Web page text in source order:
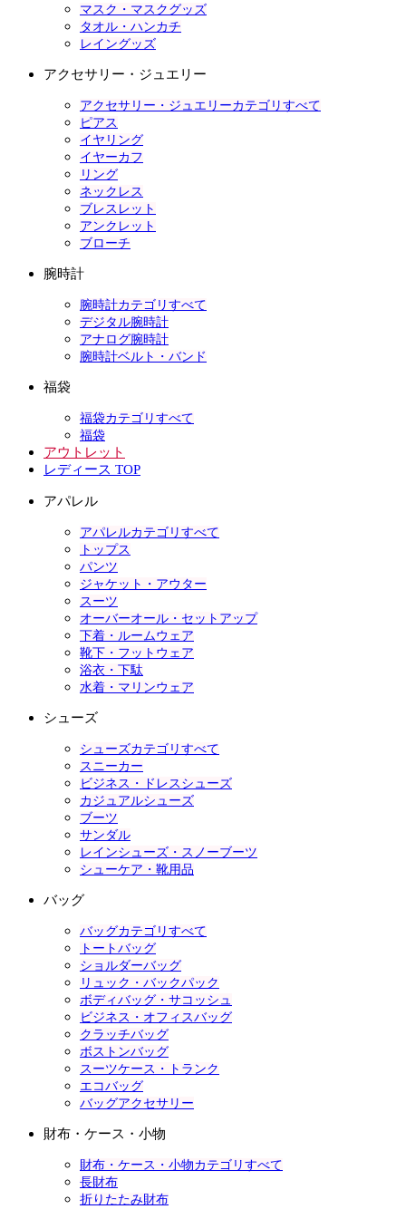
マスク・マスクグッズ
タオル・ハンカチ
レイングッズ
アクセサリー・ジュエリー
アクセサリー・ジュエリーカテゴリすべて
ピアス
イヤリング
イヤーカフ
リング
ネックレス
ブレスレット
アンクレット
ブローチ
腕時計
腕時計カテゴリすべて
デジタル腕時計
アナログ腕時計
腕時計ベルト・バンド
福袋
福袋カテゴリすべて
福袋
アウトレット
レディース TOP
アパレル
アパレルカテゴリすべて
トップス
パンツ
ジャケット・アウター
スーツ
オーバーオール・セットアップ
下着・ルームウェア
靴下・フットウェア
浴衣・下駄
水着・マリンウェア
シューズ
シューズカテゴリすべて
スニーカー
ビジネス・ドレスシューズ
カジュアルシューズ
ブーツ
サンダル
レインシューズ・スノーブーツ
シューケア・靴用品
バッグ
バッグカテゴリすべて
トートバッグ
ショルダーバッグ
リュック・バックパック
ボディバッグ・サコッシュ
ビジネス・オフィスバッグ
クラッチバッグ
ボストンバッグ
スーツケース・トランク
エコバッグ
バッグアクセサリー
財布・ケース・小物
財布・ケース・小物カテゴリすべて
長財布
折りたたみ財布